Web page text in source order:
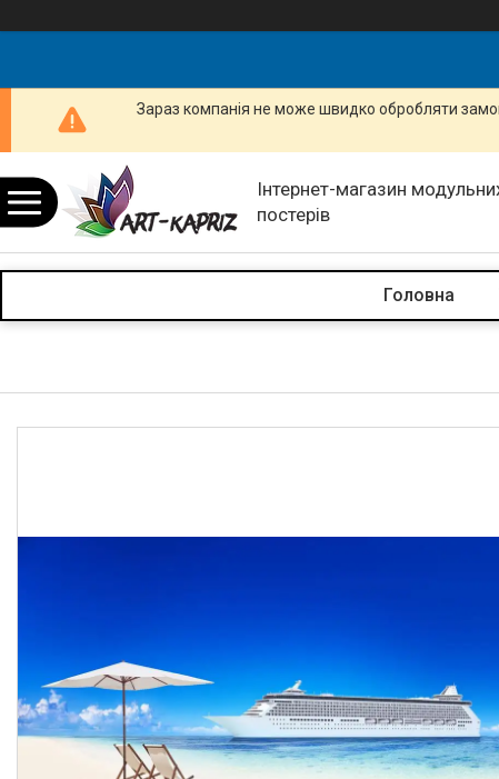
Зараз компанія не може швидко обробляти
Інтернет-магазин
постерів
Головна